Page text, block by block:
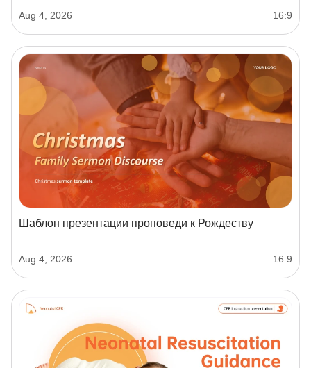
Aug 4, 2026 16:9
Шаблон презентации проповеди к Рождеству
Aug 4, 2026 16:9